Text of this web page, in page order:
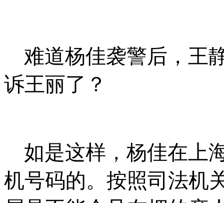
难道杨佳袭警后，王
诉王丽了？
如是这样，杨佳在上
机号码的。按照司法机